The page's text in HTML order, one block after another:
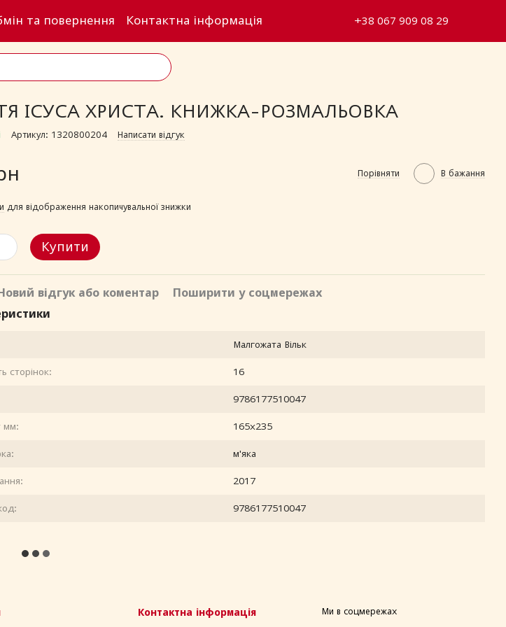
та повернення Контактна інформація +38 067 909 08 29
ІСУСА ХРИСТА. КНИЖКА-РОЗМАЛЬОВКА
Артикул: 1320800204 Написати відгук
Порівняти В бажання
для відображення накопичувальної знижки
Купити
відгук або коментар
Поширити у соцмережах
Малгожата Вільк
сторінок: 16
9786177510047
мм: 165х235
м'яка
2017
9786177510047
Контактна інформація Ми в соцмережах